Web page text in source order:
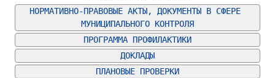
НОРМАТИВНО-ПРАВОВЫЕ АКТЫ, ДОКУМЕНТЫ В СФЕРЕ
МУНИЦИПАЛЬНОГО КОНТРОЛЯ
ПРОГРАММА ПРОФИЛАКТИКИ
ДОКЛАДЫ
ПЛАНОВЫЕ ПРОВЕРКИ